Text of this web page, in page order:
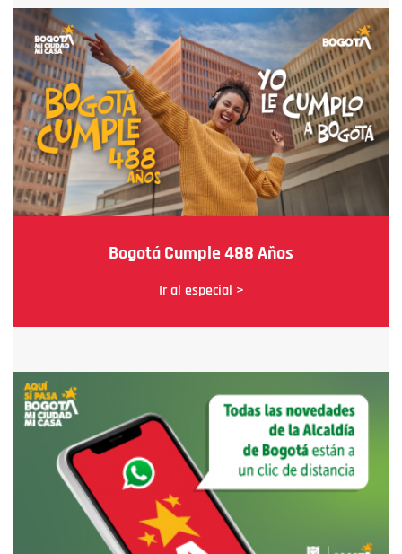
Bogotá Cumple 488 Años
Ir al especial >